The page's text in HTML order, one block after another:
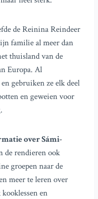
de Reinina Reindeer
familie al meer dan
thuisland van de
Europa. Al
gebruiken ze elk deel
en geweien voor
over Sámi-
de rendieren ook
groepen naar de
meer te leren over
en